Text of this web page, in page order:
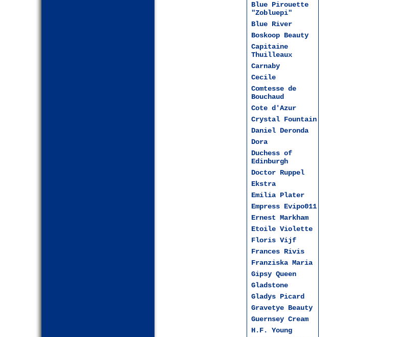
Blue Pirouette
"Zobluepi"
Blue River
Boskoop Beauty
Capitaine
Thuilleaux
Carnaby
Cecile
Comtesse de
Bouchaud
Cote d'Azur
Crystal Fountain
Daniel Deronda
Dora
Duchess of
Edinburgh
Dоctor Ruppel
Ekstra
Emilia Plater
Empress Evipo011
Ernest Markham
Etoile Violette
Floris Vijf
Frances Rivis
Franziska Maria
Gipsy Queen
Gladstone
Gladys Picard
Gravetye Beauty
Guernsey Cream
H.F. Young